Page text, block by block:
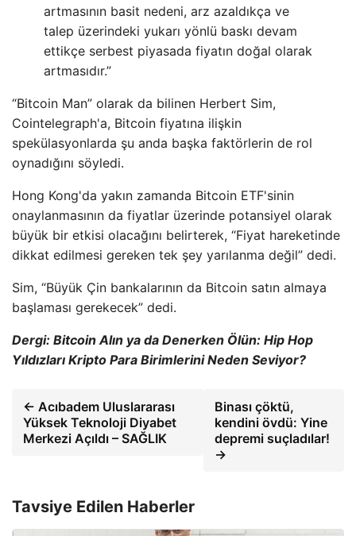
artmasının basit nedeni, arz azaldıkça ve
talep üzerindeki yukarı yönlü baskı devam
ettikçe serbest piyasada fiyatın doğal olarak
artmasıdır.”
“Bitcoin Man” olarak da bilinen Herbert Sim,
Cointelegraph'a, Bitcoin fiyatına ilişkin
spekülasyonlarda şu anda başka faktörlerin de rol
oynadığını söyledi.
Hong Kong'da yakın zamanda Bitcoin ETF'sinin
onaylanmasının da fiyatlar üzerinde potansiyel olarak
büyük bir etkisi olacağını belirterek, “Fiyat hareketinde
dikkat edilmesi gereken tek şey yarılanma değil” dedi.
Sim, “Büyük Çin bankalarının da Bitcoin satın almaya
başlaması gerekecek” dedi.
Dergi: Bitcoin Alın ya da Denerken Ölün: Hip Hop
Yıldızları Kripto Para Birimlerini Neden Seviyor?
← Acıbadem Uluslararası
Yüksek Teknoloji Diyabet
Merkezi Açıldı – SAĞLIK
Binası çöktü,
kendini övdü: Yine
depremi suçladılar!
→
Tavsiye Edilen Haberler